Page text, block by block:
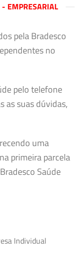
- EMPRESARIAL
pela Bradesco
no
pelo telefone
as suas dúvidas,
uma
primeira parcela
Saúde
Individual